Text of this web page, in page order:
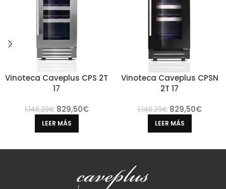
Vinoteca Caveplus CPS 2T
17
1.148,29€ 829,50€
LEER MÁS
Vinoteca Caveplus CPSN
2T 17
1.148,29€ 829,50€
LEER MÁS